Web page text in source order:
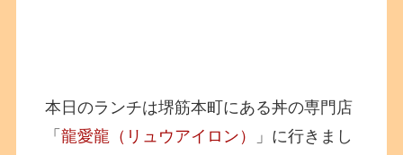
本日のランチは堺筋本町にある丼の専門店
「龍愛龍（リュウアイロン）
」に行きまし